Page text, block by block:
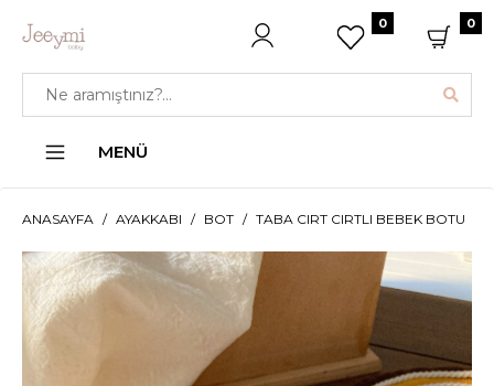
0 0
MENÜ
ANASAYFA AYAKKABI BOT TABA CIRT CIRTLI BEBEK BOTU